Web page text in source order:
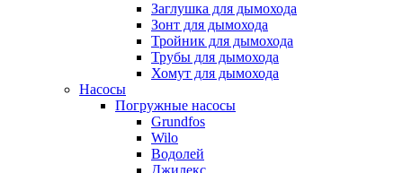
Заглушка для дымохода
Зонт для дымохода
Тройник для дымохода
Трубы для дымохода
Хомут для дымохода
Насосы
Погружные насосы
Grundfos
Wilo
Водолей
Джилекс